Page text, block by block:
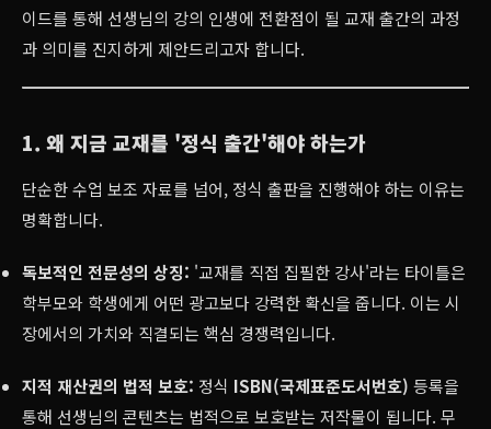
이드를 통해 선생님의 강의 인생에 전환점이 될 교재 출간의 과정
과 의미를 진지하게 제안드리고자 합니다.
1. 왜 지금 교재를 '정식 출간'해야 하는가
단순한 수업 보조 자료를 넘어, 정식 출판을 진행해야 하는 이유는
명확합니다.
독보적인 전문성의 상징: '교재를 직접 집필한 강사'라는 타이틀은
학부모와 학생에게 어떤 광고보다 강력한 확신을 줍니다. 이는 시
장에서의 가치와 직결되는 핵심 경쟁력입니다.
지적 재산권의 법적 보호: 정식 ISBN(국제표준도서번호) 등록을
통해 선생님의 콘텐츠는 법적으로 보호받는 저작물이 됩니다. 무